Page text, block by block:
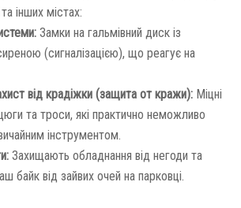
та інших містах:
Замки на гальмівний диск із
(сигналізацією), що реагує на
від крадіжки (защита от кражи): Міцні
та троси, які практично неможливо
інструментом.
Захищають обладнання від негоди та
байк від зайвих очей на парковці.